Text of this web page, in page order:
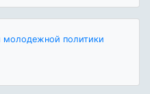
молодежной политики